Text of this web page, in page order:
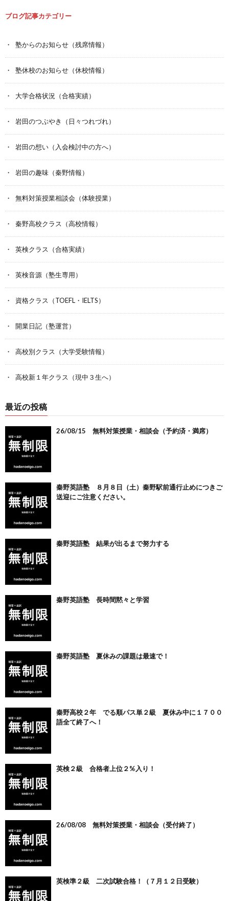
ブログ記事カテゴリー
塾からのお知らせ（残席情報）
塾休校のお知らせ（休校情報）
大学合格状況（合格実績）
岩田のつぶやき（日々つれづれ）
岩田の想い（入会検討中の方へ）
岩田の趣味（秦野情報）
無料対策授業相談会（体験授業）
秦野高校クラス（高校情報）
英検クラス（合格実績）
英検音源（塾生専用）
資格クラス（TOEFL・IELTS）
開業日記（塾運営）
高校別クラス（大学受験情報）
高校新１年クラス（現中３生へ）
最近の投稿
26/08/15 無料対策授業・相談会（予約済・満席）
秦野英語塾 ８月８日（土）秦野駅前通行止めにつきご
送迎にご注意ください。
秦野英語塾 結果が出るまで努力する
秦野英語塾 長時間黙々と学習
秦野英語塾 夏休みの課題は最速で！
秦野高校２年 でる順パス単２級 夏休み中に１７００
語全て終了へ！
英検２級 合格者上位２%入り！
26/08/08 無料対策授業・相談会（受付終了）
英検準２級 二次試験合格！（７月１２日受験）